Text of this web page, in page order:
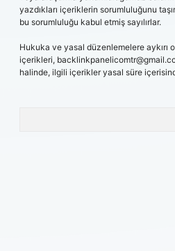
yazdıkları içeriklerin sorumluluğunu
bu sorumluluğu kabul etmiş sayılırlar.
Hukuka ve yasal düzenlemelere aykırı
içerikleri,
halinde, ilgili içerikler yasal süre